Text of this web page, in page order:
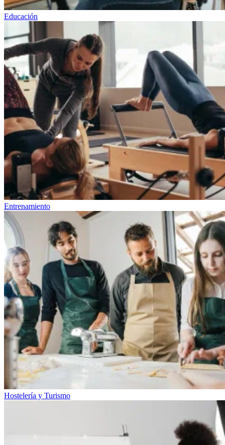
Educación
Entrenamiento
Hostelería y Turismo